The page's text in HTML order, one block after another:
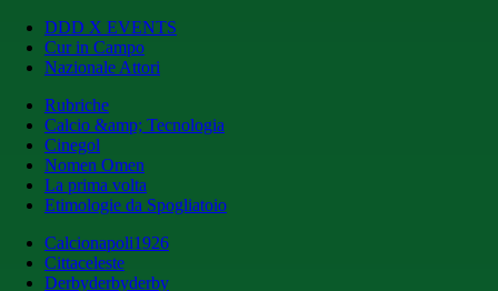
DDD X EVENTS
Cur in Campo
Nazionale Attori
Rubriche
Calcio &amp; Tecnologia
Cinegol
Nomen Omen
La prima volta
Etimologie da Spogliatoio
Calcionapoli1926
Cittaceleste
Derbyderbyderby